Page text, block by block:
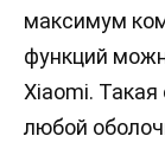
максимум
функций
Xiaomi. Такая
любой